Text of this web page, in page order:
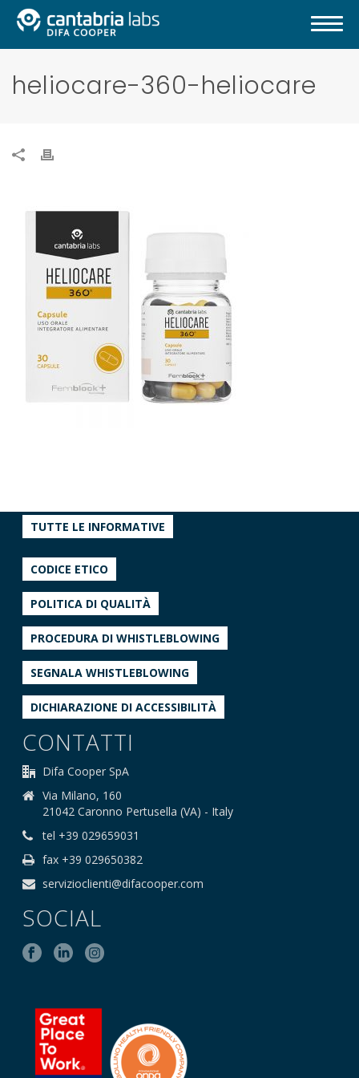
heliocare-360-heliocare
TUTTE LE INFORMATIVE
CODICE ETICO
POLITICA DI QUALITÀ
PROCEDURA DI WHISTLEBLOWING
SEGNALA WHISTLEBLOWING
DICHIARAZIONE DI ACCESSIBILITÀ
CONTATTI
Difa Cooper SpA
Via Milano, 160
21042 Caronno Pertusella (VA) - Italy
tel +39 029659031
fax +39 029650382
servizioclienti@difacooper.com
SOCIAL